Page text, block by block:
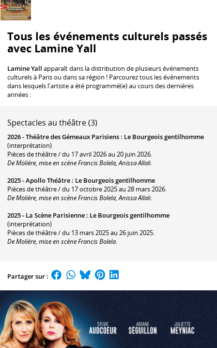
Tous les événements culturels passés
avec Lamine Yall
Lamine Yall apparaît dans la distribution de plusieurs événements
culturels à Paris ou dans sa région ! Parcourez tous les événements
dans lesquels l'artiste a été programmé(e) au cours des dernières
années :
Spectacles au théâtre (3)
2026 -Théâtre des Gémeaux Parisiens : Le Bourgeois gentilhomme
(interprétation)
Pièces de théâtre / du 17 avril 2026 au 20 juin 2026.
De Molière, mise en scène Francis Bolela, Anissa Allali.
2025 -Apollo Théâtre : Le Bourgeois gentilhomme
Pièces de théâtre / du 17 octobre 2025 au 28 mars 2026.
De Molière, mise en scène Francis Bolela, Anissa Allali.
2025 - La Scène Parisienne : Le Bourgeois gentilhomme
(interprétation)
Pièces de théâtre / du 13 mars 2025 au 26 juin 2025.
De Molière, mise en scène Francis Bolela.
Partager sur :